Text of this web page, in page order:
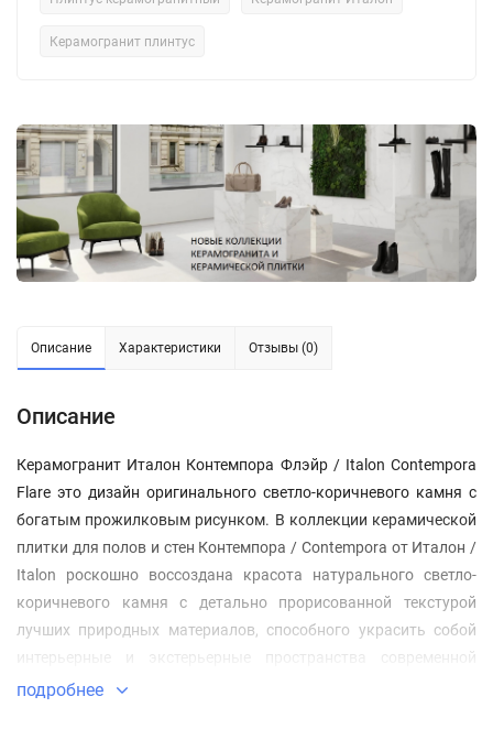
Керамогранит плинтус
Описание Характеристики Отзывы (0)
Описание
Керамогранит Италон Контемпора Флэйр / Italon Contempora
Flare это дизайн оригинального светло-коричневого камня с
богатым прожилковым рисунком. В коллекции керамической
плитки для полов и стен Контемпора / Contempora от Италон /
Italon роскошно воссоздана красота натурального светло-
коричневого камня с детально прорисованной текстурой
лучших природных материалов, способного украсить собой
интерьерные и экстерьерные пространства современной
архитектуры. Благодаря разнообразным форматам, цветовым
подробнее